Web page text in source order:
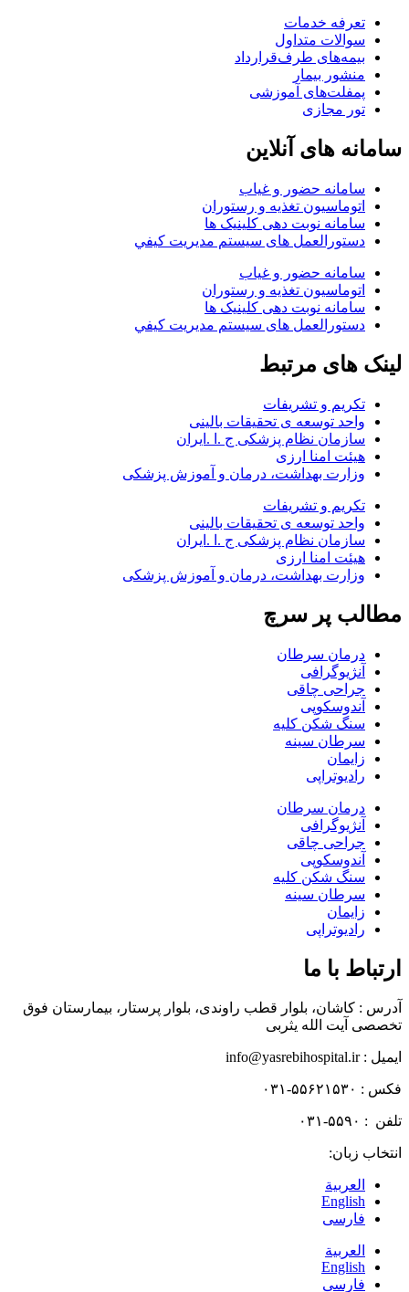
تعرفه خدمات
سوالات متداول
بیمه‌های طرف‌قرارداد
منشور بیمار
پمفلت‌های آموزشی
تور مجازی
سامانه های آنلاین
سامانه حضور و غیاب
اتوماسیون تغذیه و رستوران
سامانه نوبت دهی کلینیک ها
دستورالعمل های سيستم مديريت کيفي
سامانه حضور و غیاب
اتوماسیون تغذیه و رستوران
سامانه نوبت دهی کلینیک ها
دستورالعمل های سيستم مديريت کيفي
لینک های مرتبط
تکریم و تشریفات
واحد توسعه ی تحقیقات بالینی
سازمان نظام پزشکی ج .ا .ایران
هیئت امنا ارزی
وزارت بهداشت، درمان و آموزش پزشکی
تکریم و تشریفات
واحد توسعه ی تحقیقات بالینی
سازمان نظام پزشکی ج .ا .ایران
هیئت امنا ارزی
وزارت بهداشت، درمان و آموزش پزشکی
مطالب پر سرچ
درمان سرطان
آنژیوگرافی
جراحی چاقی
آندوسکوپی
سنگ شکن کلیه
سرطان سینه
زایمان
رادیوتراپی
درمان سرطان
آنژیوگرافی
جراحی چاقی
آندوسکوپی
سنگ شکن کلیه
سرطان سینه
زایمان
رادیوتراپی
ارتباط با ما
آدرس : کاشان، بلوار قطب راوندی، بلوار پرستار، بیمارستان فوق
تخصصی آیت الله یثربی
ایمیل : info@yasrebihospital.ir
فکس : ۵۵۶۲۱۵۳۰-۰۳۱
تلفن : ۵۵۹۰-۰۳۱
انتخاب زبان:
العربية
English
فارسی
العربية
English
فارسی